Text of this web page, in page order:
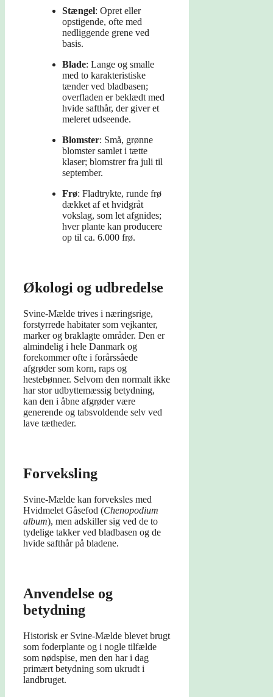
Stængel: Opret eller
opstigende, ofte med
nedliggende grene ved
basis.
Blade: Lange og smalle
med to karakteristiske
tænder ved bladbasen;
overfladen er beklædt med
hvide safthår, der giver et
meleret udseende.
Blomster: Små, grønne
blomster samlet i tætte
klaser; blomstrer fra juli til
september.
Frø: Fladtrykte, runde frø
dækket af et hvidgråt
vokslag, som let afgnides;
hver plante kan producere
op til ca. 6.000 frø.
Økologi og udbredelse
Svine-Mælde trives i næringsrige,
forstyrrede habitater som vejkanter,
marker og braklagte områder. Den er
almindelig i hele Danmark og
forekommer ofte i forårssåede
afgrøder som korn, raps og
hestebønner. Selvom den normalt ikke
har stor udbyttemæssig betydning,
kan den i åbne afgrøder være
generende og tabsvoldende selv ved
lave tætheder.
Forveksling
Svine-Mælde kan forveksles med
Hvidmelet Gåsefod (Chenopodium
album), men adskiller sig ved de to
tydelige takker ved bladbasen og de
hvide safthår på bladene.
Anvendelse og
betydning
Historisk er Svine-Mælde blevet brugt
som foderplante og i nogle tilfælde
som nødspise, men den har i dag
primært betydning som ukrudt i
landbruget.